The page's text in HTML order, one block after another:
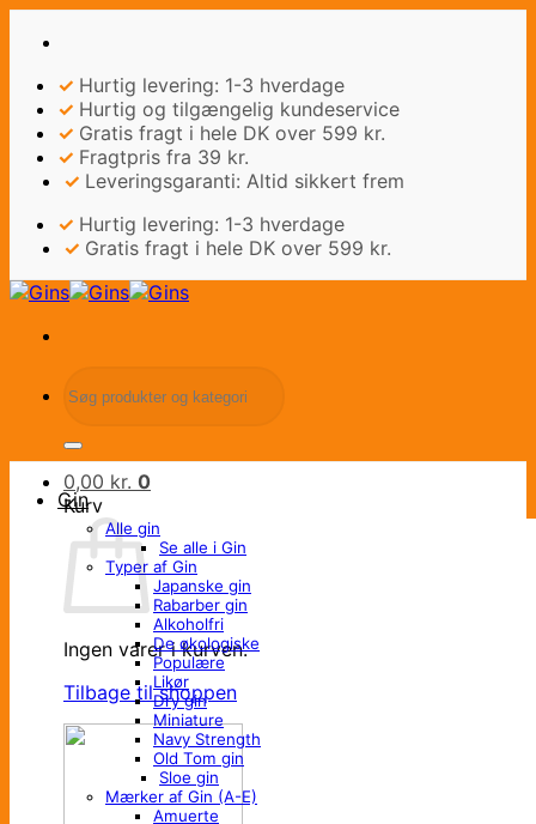
✓ Hurtig levering: 1-3 hverdage
✓ Hurtig og tilgængelig kundeservice
✓ Gratis fragt i hele DK over 599 kr.
✓ Fragtpris fra 39 kr.
✓ Leveringsgaranti: Altid sikkert frem
✓ Hurtig levering: 1-3 hverdage
✓ Gratis fragt i hele DK over 599 kr.
efter:
0,00 kr. 0
Kurv
Ingen varer i kurven.
Tilbage til shoppen
Gin
Alle gin
Se alle i Gin
Typer af Gin
Japanske gin
Rabarber gin
Alkoholfri
De økologiske
Populære
Likør
Dry gin
Miniature
Navy Strength
Old Tom gin
Sloe gin
Mærker af Gin (A-E)
Amuerte